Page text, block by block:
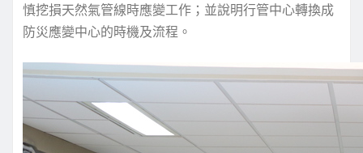
慎挖損天然氣管線時應變工作；並說明行管中心轉換成
防災應變中心的時機及流程。